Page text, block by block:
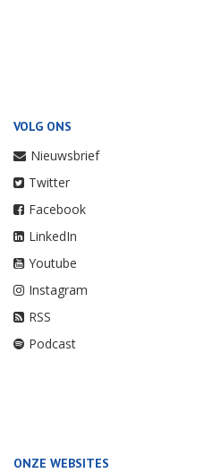
VOLG ONS
Nieuwsbrief
Twitter
Facebook
LinkedIn
Youtube
Instagram
RSS
Podcast
ONZE WEBSITES